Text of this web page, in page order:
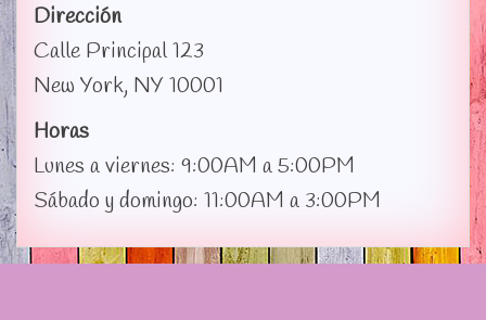
Dirección
Calle Principal 123
New York, NY 10001
Horas
Lunes a viernes: 9:00AM a 5:00PM
Sábado y domingo: 11:00AM a 3:00PM